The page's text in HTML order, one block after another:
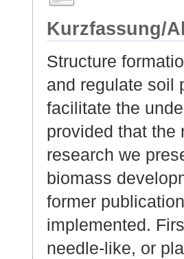
Kurzfassung/
Structure
and regulate soil
facilitate the
provided that the
research we
biomass
former
implemented.
needle-like, or